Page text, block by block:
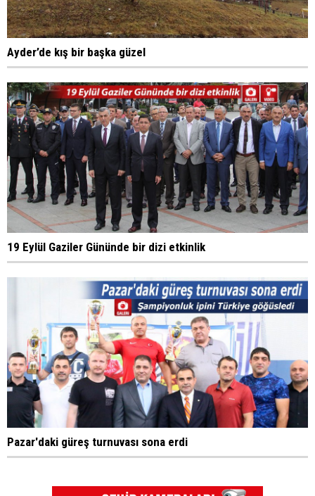
Ayder’de kış bir başka güzel
19 Eylül Gaziler Gününde bir dizi etkinlik
Pazar'daki güreş turnuvası sona erdi